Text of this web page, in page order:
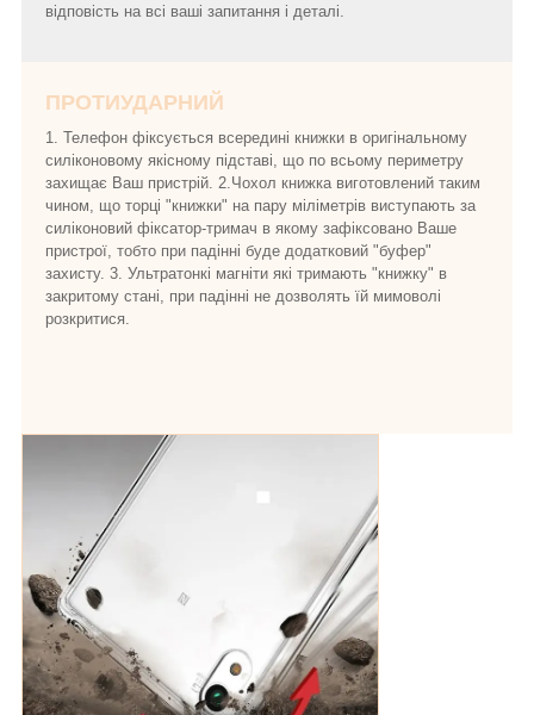
відповість на всі ваші запитання і деталі.
ПРОТИУДАРНИЙ
1. Телефон фіксується всередині книжки в оригінальному
силіконовому якісному підставі, що по всьому периметру
захищає Ваш пристрій. 2.Чохол книжка виготовлений таким
чином, що торці "книжки" на пару міліметрів виступають за
силіконовий фіксатор-тримач в якому зафіксовано Ваше
пристрої, тобто при падінні буде додатковий "буфер"
захисту. 3. Ультратонкі магніти які тримають "книжку" в
закритому стані, при падінні не дозволять їй мимоволі
розкритися.